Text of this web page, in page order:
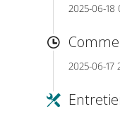
2025-06-18
2025-06-17